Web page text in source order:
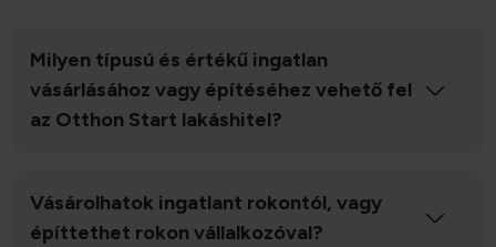
Milyen típusú és értékű ingatlan
vásárlásához vagy építéséhez vehető fel
az Otthon Start lakáshitel?
Vásárolhatok ingatlant rokontól, vagy
építtethet rokon vállalkozóval?